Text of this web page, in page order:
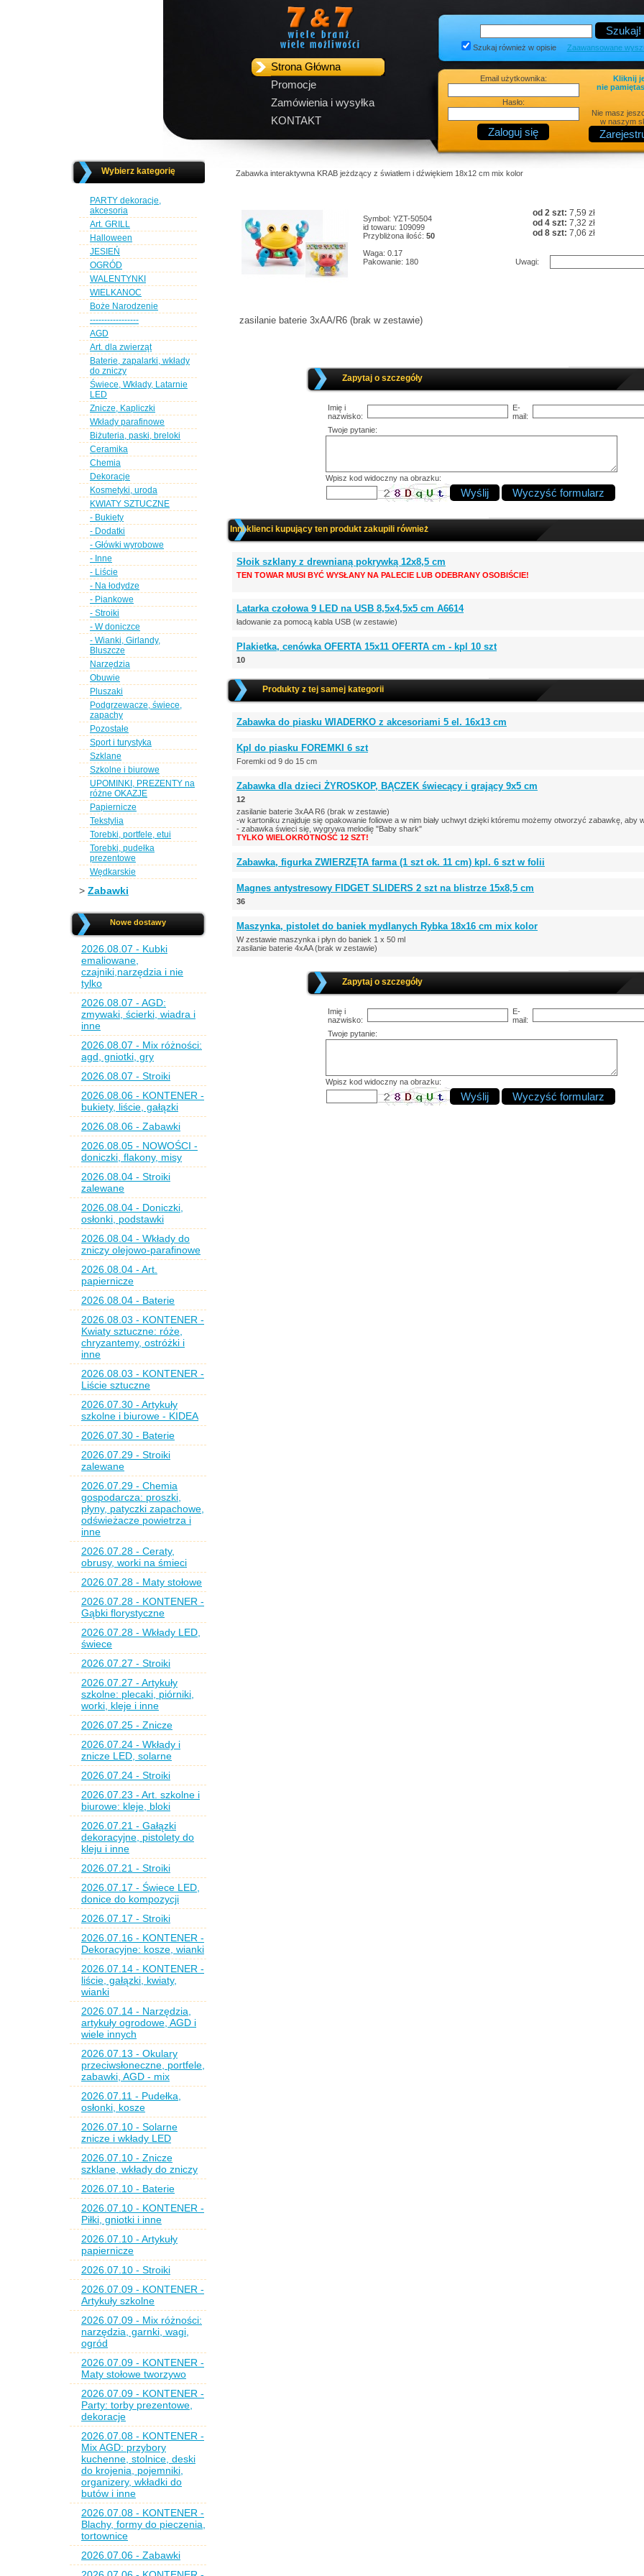
Strona Główna
Promocje
Zamówienia i wysyłka
KONTAKT
Szukaj również w opisie Zaawansowane
Email użytkownika:
Hasło:
Kliknij
nie
Nie masz
w naszym
Wybierz kategorię
PARTY dekoracje,
akcesoria
Art. GRILL
Halloween
JESIEŃ
OGRÓD
WALENTYNKI
WIELKANOC
Boże Narodzenie
-----------------
AGD
Art. dla zwierząt
Baterie, zapalarki, wkłady
do zniczy
Świece, Wkłady, Latarnie
LED
Znicze, Kapliczki
Wkłady parafinowe
Biżuteria, paski, breloki
Ceramika
Chemia
Dekoracje
Kosmetyki, uroda
KWIATY SZTUCZNE
- Bukiety
- Dodatki
- Główki wyrobowe
- Inne
- Liście
- Na łodydze
- Piankowe
- Stroiki
- W doniczce
- Wianki, Girlandy,
Bluszcze
Narzędzia
Obuwie
Pluszaki
Podgrzewacze, świece,
zapachy
Pozostałe
Sport i turystyka
Szklane
Szkolne i biurowe
UPOMINKI, PREZENTY na
różne OKAZJE
Papiernicze
Tekstylia
Torebki, portfele, etui
Torebki, pudełka
prezentowe
Wędkarskie
> Zabawki
Nowe dostawy
2026.08.07 - Kubki
emaliowane,
czajniki,narzędzia i nie
tylko
2026.08.07 - AGD:
zmywaki, ścierki, wiadra i
inne
2026.08.07 - Mix różności:
agd, gniotki, gry
2026.08.07 - Stroiki
2026.08.06 - KONTENER -
bukiety, liście, gałązki
2026.08.06 - Zabawki
2026.08.05 - NOWOŚCI -
doniczki, flakony, misy
2026.08.04 - Stroiki
zalewane
2026.08.04 - Doniczki,
osłonki, podstawki
2026.08.04 - Wkłady do
zniczy olejowo-parafinowe
2026.08.04 - Art.
papiernicze
2026.08.04 - Baterie
2026.08.03 - KONTENER -
Kwiaty sztuczne: róże,
chryzantemy, ostróżki i
inne
2026.08.03 - KONTENER -
Liście sztuczne
2026.07.30 - Artykuły
szkolne i biurowe - KIDEA
2026.07.30 - Baterie
2026.07.29 - Stroiki
zalewane
2026.07.29 - Chemia
gospodarcza: proszki,
płyny, patyczki zapachowe,
odświeżacze powietrza i
inne
2026.07.28 - Ceraty,
obrusy, worki na śmieci
2026.07.28 - Maty stołowe
2026.07.28 - KONTENER -
Gąbki florystyczne
2026.07.28 - Wkłady LED,
świece
2026.07.27 - Stroiki
2026.07.27 - Artykuły
szkolne: plecaki, piórniki,
worki, kleje i inne
2026.07.25 - Znicze
2026.07.24 - Wkłady i
znicze LED, solarne
2026.07.24 - Stroiki
2026.07.23 - Art. szkolne i
biurowe: kleje, bloki
2026.07.21 - Gałązki
dekoracyjne, pistolety do
kleju i inne
2026.07.21 - Stroiki
2026.07.17 - Świece LED,
donice do kompozycji
2026.07.17 - Stroiki
2026.07.16 - KONTENER -
Dekoracyjne: kosze, wianki
2026.07.14 - KONTENER -
liście, gałązki, kwiaty,
wianki
2026.07.14 - Narzędzia,
artykuły ogrodowe, AGD i
wiele innych
2026.07.13 - Okulary
przeciwsłoneczne, portfele,
zabawki, AGD - mix
2026.07.11 - Pudełka,
osłonki, kosze
2026.07.10 - Solarne
znicze i wkłady LED
2026.07.10 - Znicze
szklane, wkłady do zniczy
2026.07.10 - Baterie
2026.07.10 - KONTENER -
Piłki, gniotki i inne
2026.07.10 - Artykuły
papiernicze
2026.07.10 - Stroiki
2026.07.09 - KONTENER -
Artykuły szkolne
2026.07.09 - Mix różności:
narzędzia, garnki, wagi,
ogród
2026.07.09 - KONTENER -
Maty stołowe tworzywo
2026.07.09 - KONTENER -
Party: torby prezentowe,
dekoracje
2026.07.08 - KONTENER -
Mix AGD: przybory
kuchenne, stolnice, deski
do krojenia, pojemniki,
organizery, wkładki do
butów i inne
2026.07.08 - KONTENER -
Blachy, formy do pieczenia,
tortownice
2026.07.06 - Zabawki
Zabawka interaktywna KRAB jeżdzący z światłem i dźwiękiem 18x12 cm mix kolor
Symbol: YZT-50504
id towaru: 109099
Przybliżona ilość: 50
Waga: 0.17
Pakowanie: 180
od 2 szt: 7,59 zł
od 4 szt: 7,32 zł
od 8 szt: 7,06 zł
Uwagi:
zasilanie baterie 3xAA/R6 (brak w zestawie)
Zapytaj o szczegóły
Imię i
nazwisko:
E-
mail:
Twoje pytanie:
Wpisz kod widoczny na obrazku:
Inni klienci kupujący ten produkt zakupili również
Słoik szklany z drewnianą pokrywką 12x8,5 cm
TEN TOWAR MUSI BYĆ WYSŁANY NA PALECIE LUB ODEBRANY OSOBIŚCIE!
Latarka czołowa 9 LED na USB 8,5x4,5x5 cm A6614
ładowanie za pomocą kabla USB (w zestawie)
Plakietka, cenówka OFERTA 15x11 OFERTA cm - kpl 10 szt
10
Produkty z tej samej kategorii
Zabawka do piasku WIADERKO z akcesoriami 5 el. 16x13 cm
Kpl do piasku FOREMKI 6 szt
Foremki od 9 do 15 cm
Zabawka dla dzieci ŻYROSKOP, BĄCZEK świecący i grający 9x5 cm
12
zasilanie baterie 3xAA R6 (brak w zestawie)
-w kartoniku znajduje się opakowanie foliowe a w nim biały uchwyt dzięki któremu możemy otworzyć zabawkę, aby
- zabawka świeci się, wygrywa melodię "Baby shark"
TYLKO WIELOKROTNOŚĆ 12 SZT!
Zabawka, figurka ZWIERZĘTA farma (1 szt ok. 11 cm) kpl. 6 szt w folii
Magnes antystresowy FIDGET SLIDERS 2 szt na blistrze 15x8,5 cm
36
Maszynka, pistolet do baniek mydlanych Rybka 18x16 cm mix kolor
W zestawie maszynka i płyn do baniek 1 x 50 ml
zasilanie baterie 4xAA (brak w zestawie)
Zapytaj o szczegóły
Imię i
nazwisko:
E-
mail:
Twoje pytanie:
Wpisz kod widoczny na obrazku: